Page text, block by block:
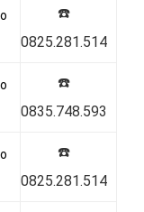
☎️
0825.281.514
☎️
0835.748.593
☎️
0825.281.514